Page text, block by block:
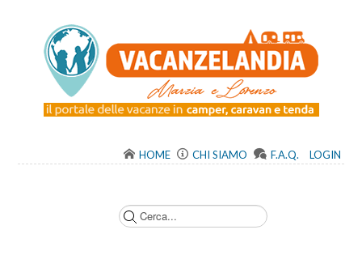
HOME CHI SIAMO F.A.Q. LOGIN